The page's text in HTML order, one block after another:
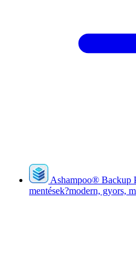
Ashampoo® Backup
mentések?modern, gyors,